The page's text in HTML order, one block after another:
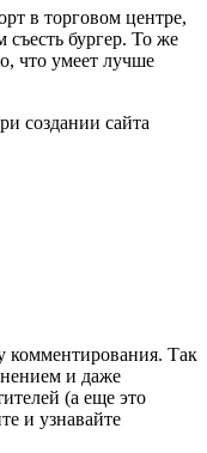
в торговом центре,
съесть бургер. То же
что умеет лучше
создании сайта
комментирования. Так
и даже
(а еще это
и узнавайте